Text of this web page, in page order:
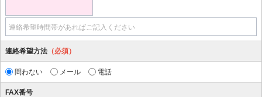
連絡希望時間帯があればご記入ください
連絡希望方法 （必須）
問わない メール 電話
FAX番号